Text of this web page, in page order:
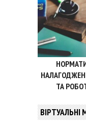
ТА
ВІРТУАЛЬНІ